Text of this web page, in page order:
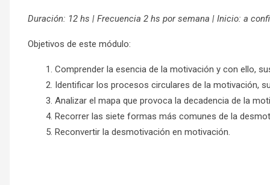
Duración: 12 hs | Frecuencia 2 hs por semana | Inicio: a
Objetivos de este módulo:
Comprender la esencia de la motivación y con ello,
Identificar los procesos circulares de la motivación,
Analizar el mapa que provoca la decadencia de la
Recorrer las siete formas más comunes de la
Reconvertir la desmotivación en motivación.